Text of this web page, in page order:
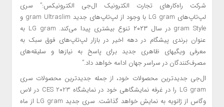
شرکت راه‌کارهای تجارت الکترونیک ال‌جی الکترونیکس:” سری
لپ‌تاپ‌های LG gram با وجود از لپ‌تاپ‌های جدید gram Ultraslim و
gram Style در سال ۲۰۲۳ تنوع بیشتری پیدا می‌کند. LG gram به
عنوان برندی پیشگام در دهه اخیر در بازار لپ‌تاپ‌های فوق سبک به
معرفی ویگی­های ظاهری جدید برای پاسخ به نیازها و سلیقه‌های
مصرف‌کنندگان در سراسر جهان ادامه خواهد داد.”
ال‌جی جدیدترین محصولات خود، از جمله جدیدترین محصولات سری
LG gram را در غرفه نمایشگاهی خود در نمایشگاه CES 2023 در لاس
وگاس از ژانویه به نمایش خواهد گذاشت. سری جدید LG gram از ماه